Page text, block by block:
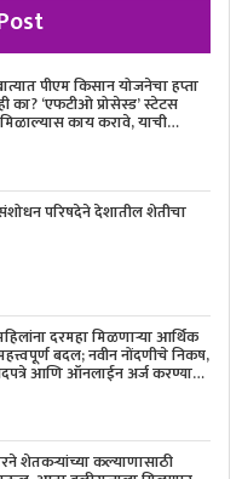
पीएम किसान योजनेचा हप्ता
का? ‘एफटीओ प्रोसेस्ड’ स्टेटस
काय करावे, याची
जाणून घ्या.
परिषदेने देशातील शेतीचा
महिलांना दरमहा मिळणाऱ्या आर्थिक
बदल; नवीन नोंदणीचे निकष,
आणि ऑनलाईन अर्ज करण्याची
घ्या.
शेतकऱ्यांच्या कल्याणासाठी